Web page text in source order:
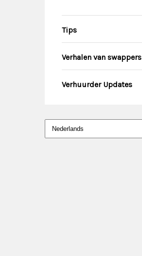
Tips
Verhalen van swappers
Verhuurder Updates
Kies